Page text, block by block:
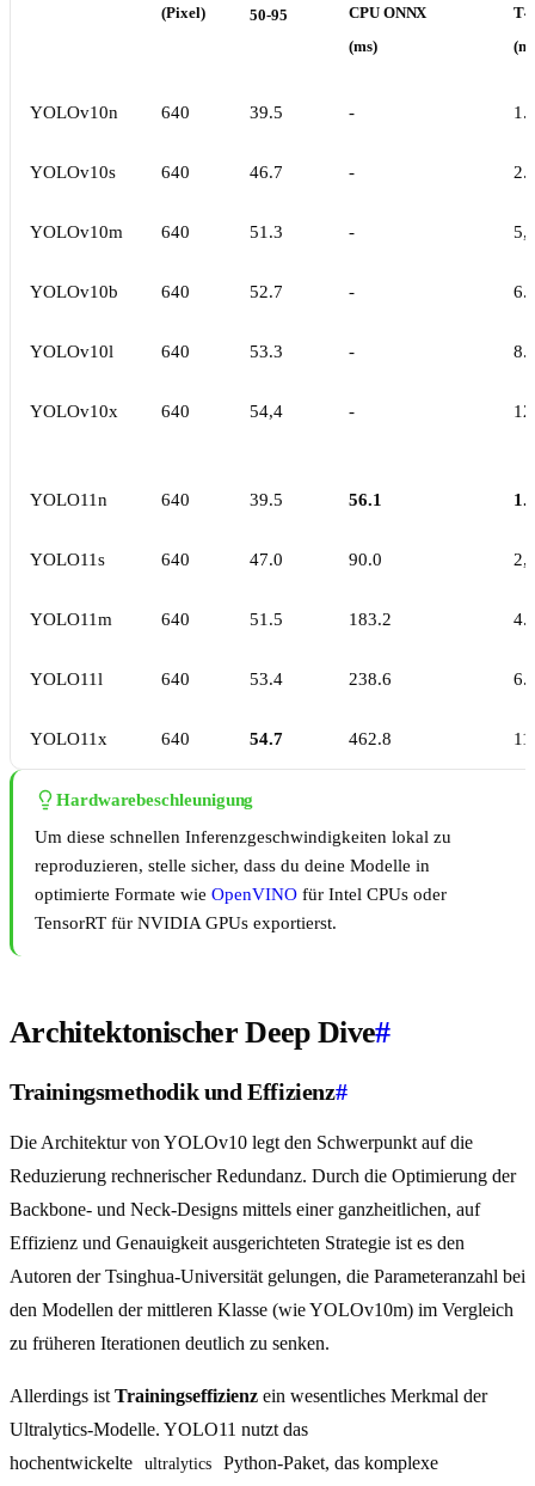
(Pixel)
50-95
CPU ONNX
(ms)
T4
YOLOv10n 640 39.5 -
YOLOv10s 640 46.7 -
YOLOv10m 640 51.3 -
YOLOv10b 640 52.7 -
YOLOv10l 640 53.3 -
YOLOv10x 640 54,4 -
YOLO11n 640 39.5 56.1
YOLO11s 640 47.0 90.0
YOLO11m 640 51.5 183.2
YOLO11l 640 53.4 238.6
YOLO11x 640 54.7 462.8
Hardwarebeschleunigung
Um diese schnellen Inferenzgeschwindigkeiten lokal zu
reproduzieren, stelle sicher, dass du deine Modelle in
optimierte Formate wie OpenVINO für Intel CPUs oder
TensorRT für NVIDIA GPUs exportierst.
Architektonischer Deep Dive#
Trainingsmethodik und Effizienz#
Die Architektur von YOLOv10 legt den Schwerpunkt auf die
Reduzierung rechnerischer Redundanz. Durch die Optimierung der
Backbone- und Neck-Designs mittels einer ganzheitlichen, auf
Effizienz und Genauigkeit ausgerichteten Strategie ist es den
Autoren der Tsinghua-Universität gelungen, die Parameteranzahl bei
den Modellen der mittleren Klasse (wie YOLOv10m) im Vergleich
zu früheren Iterationen deutlich zu senken.
Allerdings ist Trainingseffizienz ein wesentliches Merkmal der
Ultralytics-Modelle. YOLO11 nutzt das
hochentwickelte
ultralytics
Python-Paket, das komplexe